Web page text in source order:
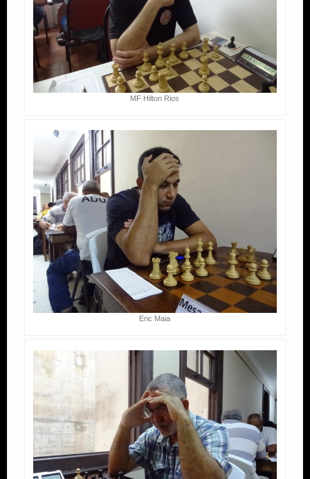
MF Hilton Rios
Eric Maia